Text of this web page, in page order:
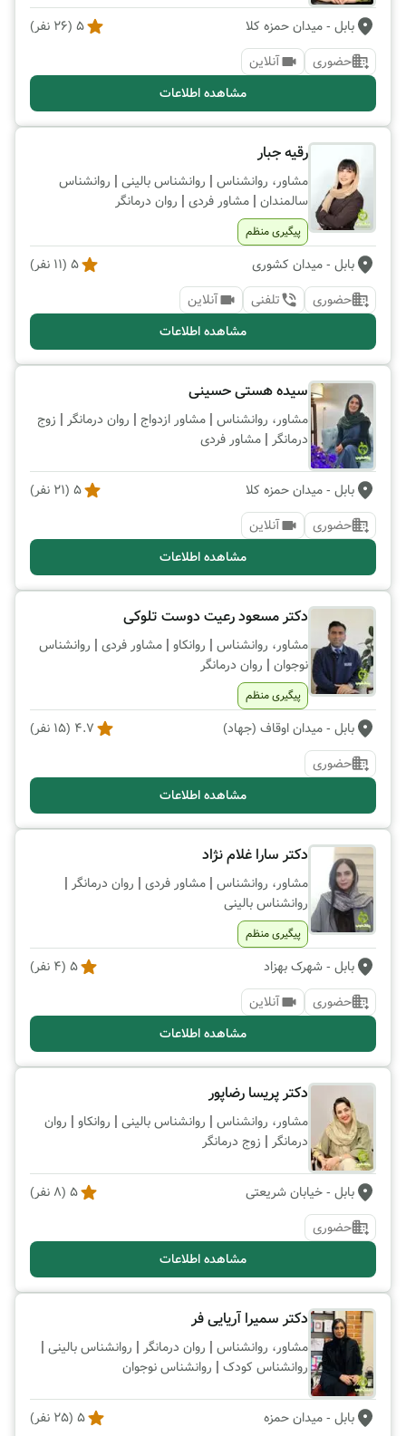
بابل - میدان حمزه کلا 5
(
26 نفر)
حضوری
آنلاین
مشاهده اطلاعات
رقیه جبار
مشاور، روانشناس | روانشناس بالینی | روانشناس
سالمندان | مشاور فردی | روان درمانگر
پیگیری منظم
بابل - میدان کشوری 5
(
11 نفر)
حضوری
تلفنی
آنلاین
مشاهده اطلاعات
سیده هستی حسینی
مشاور، روانشناس | مشاور ازدواج | روان درمانگر | زوج
درمانگر | مشاور فردی
بابل - میدان حمزه کلا 5
(
21 نفر)
حضوری
آنلاین
مشاهده اطلاعات
دکتر مسعود رعیت دوست تلوکی
مشاور، روانشناس | روانکاو | مشاور فردی | روانشناس
نوجوان | روان درمانگر
پیگیری منظم
بابل - میدان اوقاف (جهاد) 4.7
(
15 نفر)
حضوری
مشاهده اطلاعات
دکتر سارا غلام نژاد
مشاور، روانشناس | مشاور فردی | روان درمانگر |
روانشناس بالینی
پیگیری منظم
بابل - شهرک بهزاد 5
(
4 نفر)
حضوری
آنلاین
مشاهده اطلاعات
دکتر پریسا رضاپور
مشاور، روانشناس | روانشناس بالینی | روانکاو | روان
درمانگر | زوج درمانگر
بابل - خیابان شریعتی 5
(
8 نفر)
حضوری
مشاهده اطلاعات
دکتر سمیرا آریایی فر
مشاور، روانشناس | روان درمانگر | روانشناس بالینی |
روانشناس کودک | روانشناس نوجوان
بابل - میدان حمزه 5
(
25 نفر)